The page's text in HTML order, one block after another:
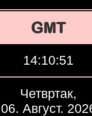
GMT
14:10:52
Четвртак,
06. Август.